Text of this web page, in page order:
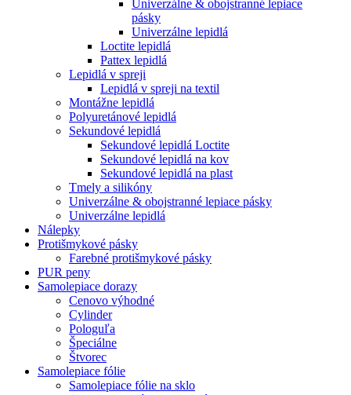
Univerzálne & obojstranné lepiace
pásky
Univerzálne lepidlá
Loctite lepidlá
Pattex lepidlá
Lepidlá v spreji
Lepidlá v spreji na textil
Montážne lepidlá
Polyuretánové lepidlá
Sekundové lepidlá
Sekundové lepidlá Loctite
Sekundové lepidlá na kov
Sekundové lepidlá na plast
Tmely a silikóny
Univerzálne & obojstranné lepiace pásky
Univerzálne lepidlá
Nálepky
Protišmykové pásky
Farebné protišmykové pásky
PUR peny
Samolepiace dorazy
Cenovo výhodné
Cylinder
Pologuľa
Špeciálne
Štvorec
Samolepiace fólie
Samolepiace fólie na sklo